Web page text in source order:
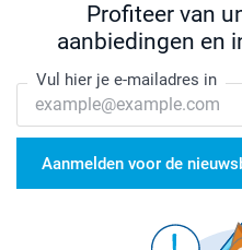
Profiteer van
aanbiedingen en
Vul hier je e-mailadres in
Aanmelden voor de